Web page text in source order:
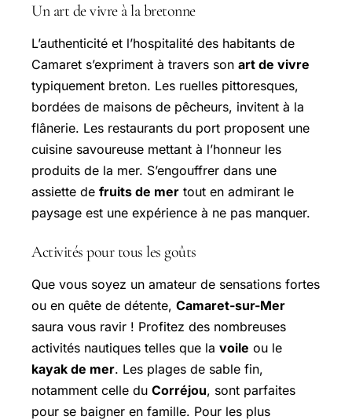
Un art de vivre à la bretonne
L’authenticité et l’hospitalité des habitants de
Camaret s’expriment à travers son art de vivre
typiquement breton. Les ruelles pittoresques,
bordées de maisons de pêcheurs, invitent à la
flânerie. Les restaurants du port proposent une
cuisine savoureuse mettant à l’honneur les
produits de la mer. S’engouffrer dans une
assiette de fruits de mer tout en admirant le
paysage est une expérience à ne pas manquer.
Activités pour tous les goûts
Que vous soyez un amateur de sensations fortes
ou en quête de détente, Camaret-sur-Mer
saura vous ravir ! Profitez des nombreuses
activités nautiques telles que la voile ou le
kayak de mer. Les plages de sable fin,
notamment celle du Corréjou, sont parfaites
pour se baigner en famille. Pour les plus